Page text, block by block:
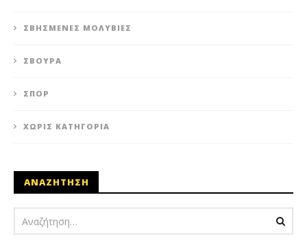
ΣΒΗΣΜΈΝΕΣ ΜΟΛΥΒΙΈΣ
ΣΒΟΎΡΑ
ΣΠΟΡ
ΧΩΡΊΣ ΚΑΤΗΓΟΡΊΑ
ΑΝΑΖΗΤΗΣΗ